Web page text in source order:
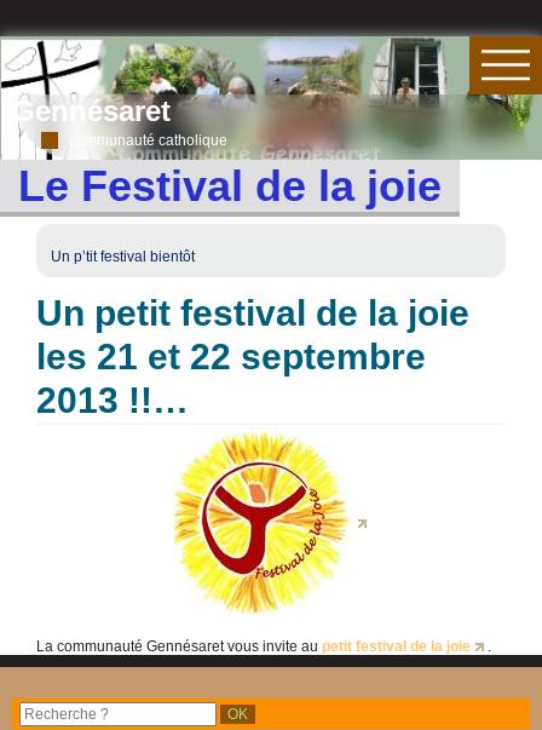
Gennésaret
communauté catholique
Le Festival de la joie
Un p’tit festival bientôt
Un petit festival de la joie
les 21 et 22 septembre
2013 !!…
La communauté Gennésaret vous invite aupetit festival de la joie .